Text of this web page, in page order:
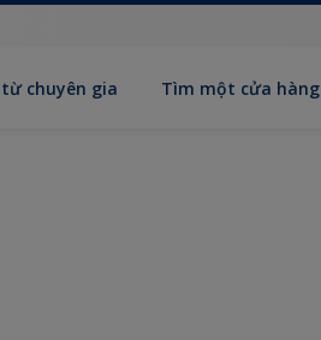
chuyên gia Tìm một cửa hàng